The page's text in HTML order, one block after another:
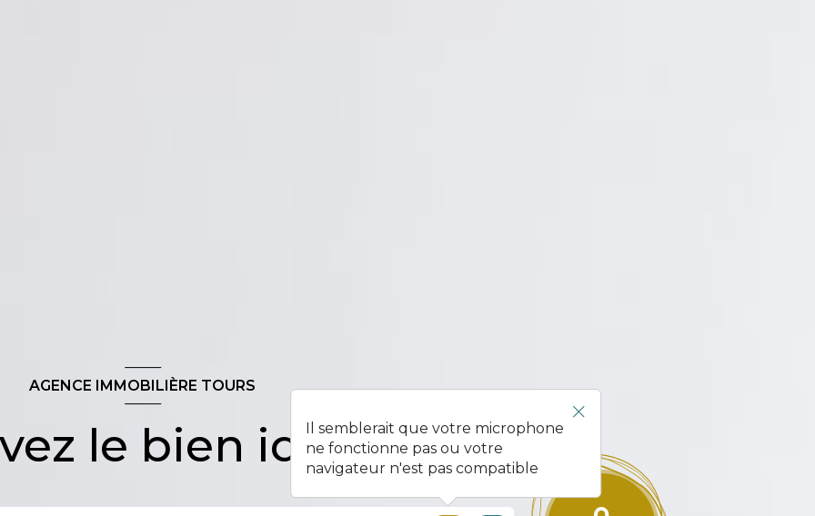
AGENCE IMMOBILIÈRE TOURS
le bien idéal !Il semblerait que votre microphone
ne fonctionne pas ou votre
navigateur n'est pas compatible